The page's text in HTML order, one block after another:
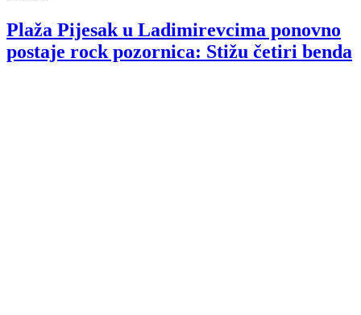
Plaža Pijesak u Ladimirevcima ponovno
postaje rock pozornica: Stižu četiri benda